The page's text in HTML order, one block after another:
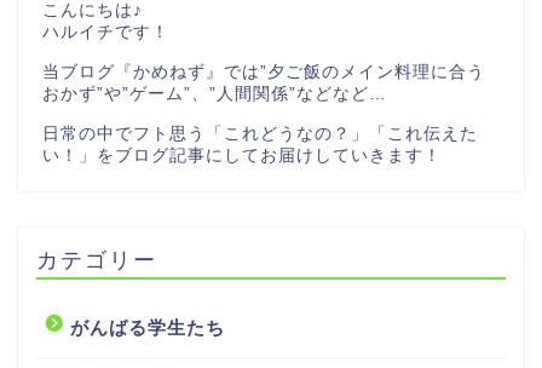
こんにちは♪
ハルイチです！
当ブログ『かめねず』では”夕ご飯のメイン料理に合う
おかず”や”ゲーム”、”人間関係”などなど…
日常の中でフト思う「これどうなの？」「これ伝えた
い！」をブログ記事にしてお届けしていきます！
カテゴリー
がんばる学生たち